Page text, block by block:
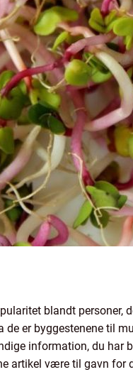
blandt personer,
er byggestenene til
information, du har
artikel være til gavn for